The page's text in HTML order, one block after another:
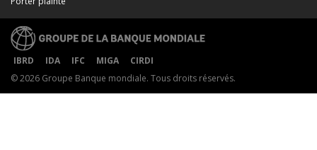
IBRD IDA IFC MIGA
CIRDI
© 2026 Groupe Banque mondiale. Tous droits réservés.